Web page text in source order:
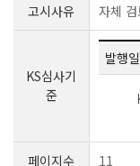
고시사유 자체
KS심사기
준
발행일
페이지수 11